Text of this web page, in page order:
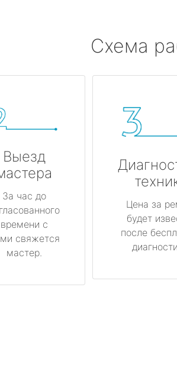
Схема
Выезд
За час до
времени с
свяжется
мастер.
Цена за
будет
после